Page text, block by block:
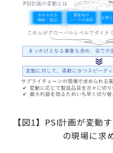
【図1】PSI計画が変動
の現場に求